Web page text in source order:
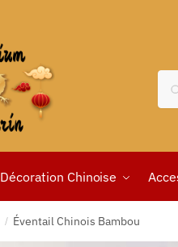
Décoration Chinoise
/ Éventail Chinois Bambou